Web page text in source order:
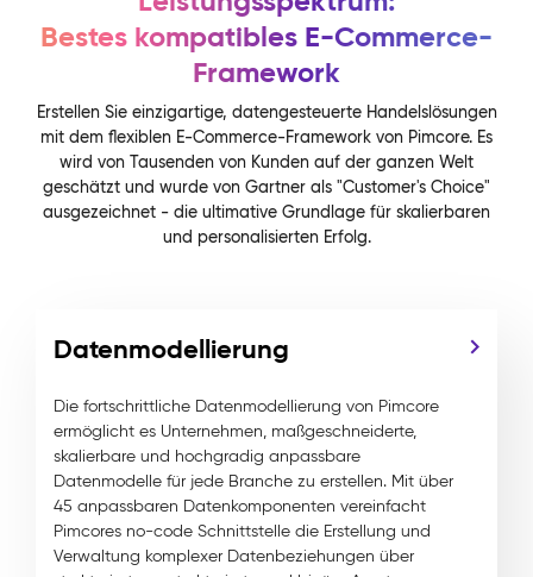
Bestes kompatibles E-Commerce-
Framework
Erstellen Sie einzigartige, datengesteuerte Handelslösungen
mit dem flexiblen E-Commerce-Framework von Pimcore. Es
wird von Tausenden von Kunden auf der ganzen Welt
geschätzt und wurde von Gartner als "Customer's Choice"
ausgezeichnet - die ultimative Grundlage für skalierbaren
und personalisierten Erfolg.
Datenmodellierung
Die fortschrittliche Datenmodellierung von Pimcore
ermöglicht es Unternehmen, maßgeschneiderte,
skalierbare und hochgradig anpassbare
Datenmodelle für jede Branche zu erstellen. Mit über
45 anpassbaren Datenkomponenten vereinfacht
Pimcores no-code Schnittstelle die Erstellung und
Verwaltung komplexer Datenbeziehungen über